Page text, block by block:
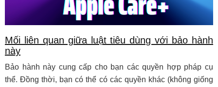
Mối liên quan giữa luật tiêu dùng với bảo hành
này
Bảo hành này cung cấp cho bạn các quyền hợp pháp cụ
thể. Đồng thời, bạn có thể có các quyền khác (không giống